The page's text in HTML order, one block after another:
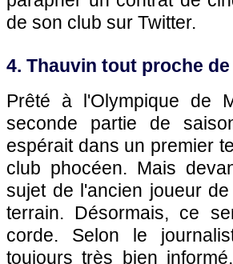
de son club sur Twitter.
4. Thauvin tout proche
Prêté à l'Olympique de
seconde partie de
espérait dans un premier
club phocéen. Mais
sujet de l'ancien joueur
terrain. Désormais, ce
corde. Selon le
toujours très bien